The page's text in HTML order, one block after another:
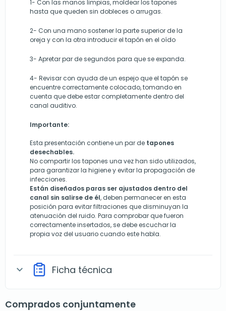
1- Con las manos limpias, moldear los tapones
hasta que queden sin dobleces o arrugas.
2- Con una mano sostener la parte superior de la
oreja y con la otra introducir el tapón en el oído
3- Apretar par de segundos para que se expanda.
4- Revisar con ayuda de un espejo que el tapón se
encuentre correctamente colocado, tomando en
cuenta que debe estar completamente dentro del
canal auditivo.
Importante:
Esta presentación contiene un par de tapones
desechables.
No compartir los tapones una vez han sido utilizados,
para garantizar la higiene y evitar la propagación de
infecciones.
Están diseñados paras ser ajustados dentro del
canal sin salirse de él, deben permanecer en esta
posición para evitar filtraciones que disminuyan la
atenuación del ruido. Para comprobar que fueron
correctamente insertados, se debe escuchar la
propia voz del usuario cuando este habla.
expand_more Ficha técnica
Comprados conjuntamente